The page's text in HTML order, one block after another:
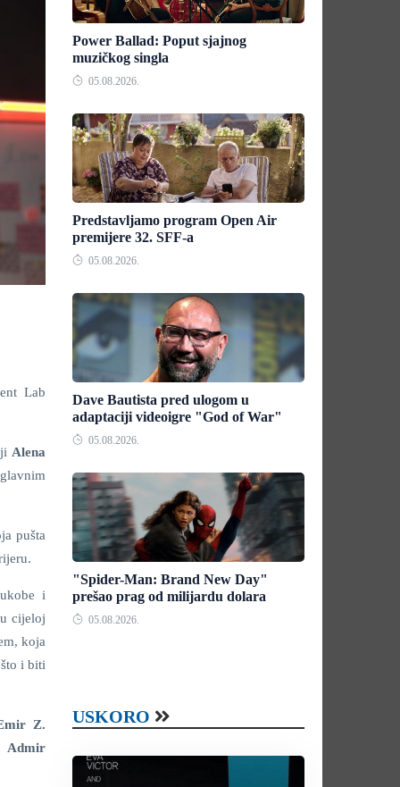
Lab
Alena
pušta
i
cijeloj
koja
i biti
Z.
Admir
Power Ballad: Poput sjajnog
muzičkog singla
05.08.2026.
Predstavljamo program Open Air
premijere 32. SFF-a
05.08.2026.
Dave Bautista pred ulogom u
adaptaciji videoigre "God of War"
05.08.2026.
"Spider-Man: Brand New Day"
prešao prag od milijardu dolara
05.08.2026.
USKORO